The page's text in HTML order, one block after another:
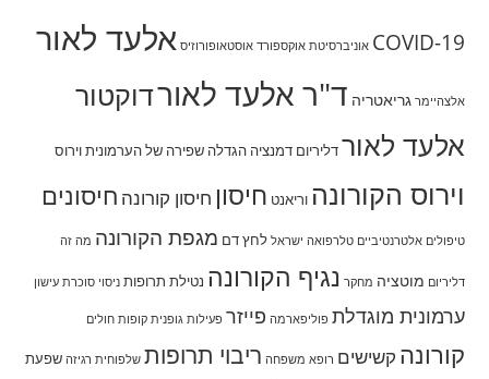
COVID-19 אוניברסיטת אוקספורד אוסטאופורוזיס אלעד לאור
אלצהיימר גריאטריה ד"ר אלעד לאורדוקטור
אלעד לאורדליריום דמנציה הגדלה שפירה של הערמוניתוירוס
וירוס הקורונה וריאנט חיסון חיסון קורונה חיסונים
טיפולים אלטרנטיביים טלרפואה ישראל לחץ דם מגפת הקורונה מה זה
דליריום מוטציה מחקר נגיף הקורונה נטילת תרופות ניסוי סוכרת עישון
ערמונית מוגדלת פוליפארמה פייזר פעילות גופנית קופות חולים
קורונה קשישים רופא משפחה ריבוי תרופות שלפוחית רגיזה שפעת